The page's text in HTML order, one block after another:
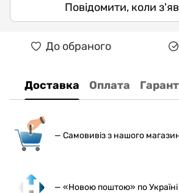
Повідомити, коли
До обраного
Доставка Оплата
— Самовивіз з нашого
— «Новою поштою» по